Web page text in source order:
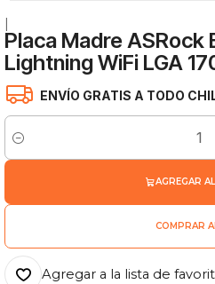
Placa Madre ASRock
Lightning WiFi LGA
ENVÍO GRATIS A TODO
Cantidad
AGREGAR
COMPRAR
Agregar a la lista de